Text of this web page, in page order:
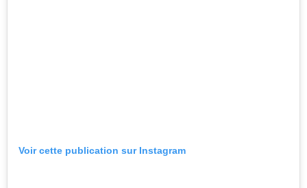
Voir cette publication sur Instagram